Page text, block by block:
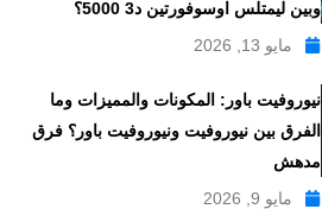
وبين ليمتلس اوسوفورتين د3 5000؟
مايو 13, 2026
نيوروفيت باور: المكونات والمميزات وما
الفرق بين نيوروفيت ونيوروفيت باور؟ فرق
مدهش
مايو 9, 2026